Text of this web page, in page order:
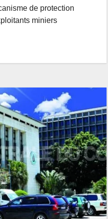
de protection
miniers
RDC, la
AMEDEE